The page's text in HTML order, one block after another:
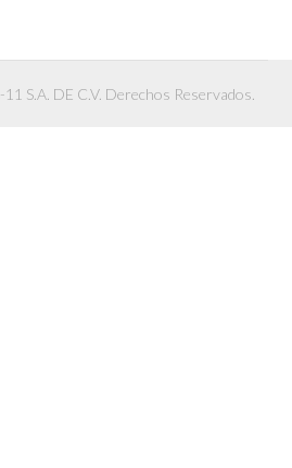
S.A. DE C.V. Derechos Reservados.